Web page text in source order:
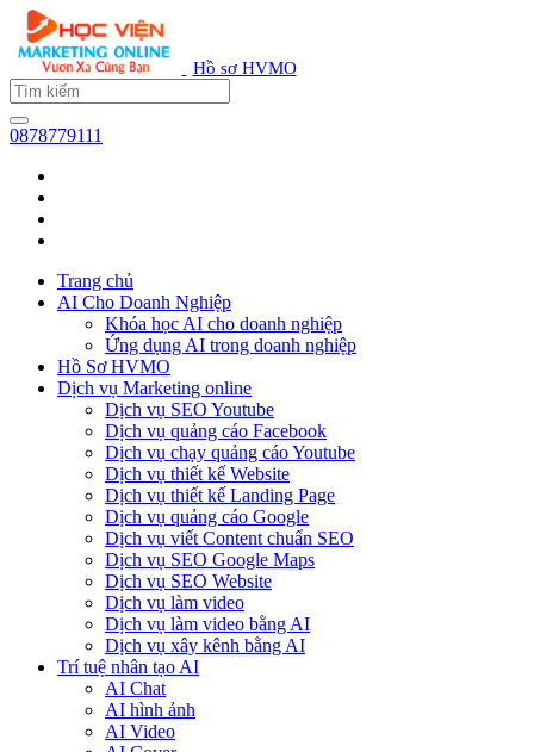
Hồ sơ HVMO
0878779111
Trang chủ
AI Cho Doanh Nghiệp
Khóa học AI cho doanh nghiệp
Ứng dụng AI trong doanh nghiệp
Hồ Sơ HVMO
Dịch vụ Marketing online
Dịch vụ SEO Youtube
Dịch vụ quảng cáo Facebook
Dịch vụ chạy quảng cáo Youtube
Dịch vụ thiết kế Website
Dịch vụ thiết kế Landing Page
Dịch vụ quảng cáo Google
Dịch vụ viết Content chuẩn SEO
Dịch vụ SEO Google Maps
Dịch vụ SEO Website
Dịch vụ làm video
Dịch vụ làm video bằng AI
Dịch vụ xây kênh bằng AI
Trí tuệ nhân tạo AI
AI Chat
AI hình ảnh
AI Video